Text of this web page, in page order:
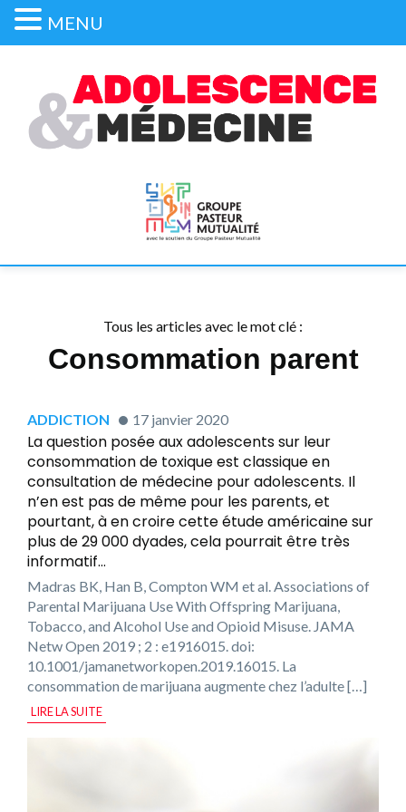
Tous les articles avec le mot clé :
Consommation parent
ADDICTION 17 janvier 2020
La question posée aux adolescents sur leur
consommation de toxique est classique en
consultation de médecine pour adolescents. Il
n’en est pas de même pour les parents, et
pourtant, à en croire cette étude américaine sur
plus de 29 000 dyades, cela pourrait être très
informatif…
Madras BK, Han B, Compton WM et al. Associations of
Parental Marijuana Use With Offspring Marijuana,
Tobacco, and Alcohol Use and Opioid Misuse. JAMA
Netw Open 2019 ; 2 : e1916015. doi:
10.1001/jamanetworkopen.2019.16015. La
consommation de marijuana augmente chez l’adulte […]
LIRE LA SUITE
MENU